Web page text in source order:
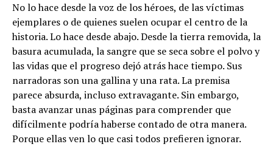
No lo hace desde la voz de los héroes, de las víctimas
ejemplares o de quienes suelen ocupar el centro de la
historia. Lo hace desde abajo. Desde la tierra removida, la
basura acumulada, la sangre que se seca sobre el polvo y
las vidas que el progreso dejó atrás hace tiempo. Sus
narradoras son una gallina y una rata. La premisa
parece absurda, incluso extravagante. Sin embargo,
basta avanzar unas páginas para comprender que
difícilmente podría haberse contado de otra manera.
Porque ellas ven lo que casi todos prefieren ignorar.